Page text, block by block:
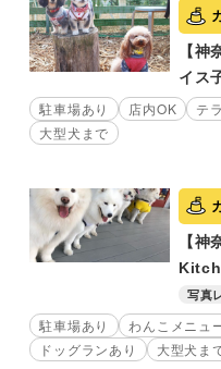
【
イス
駐車場あり 店内OK テ
大型犬まで
【
写真
駐車場あり わんこメニュ
ドッグランあり
大型犬ま